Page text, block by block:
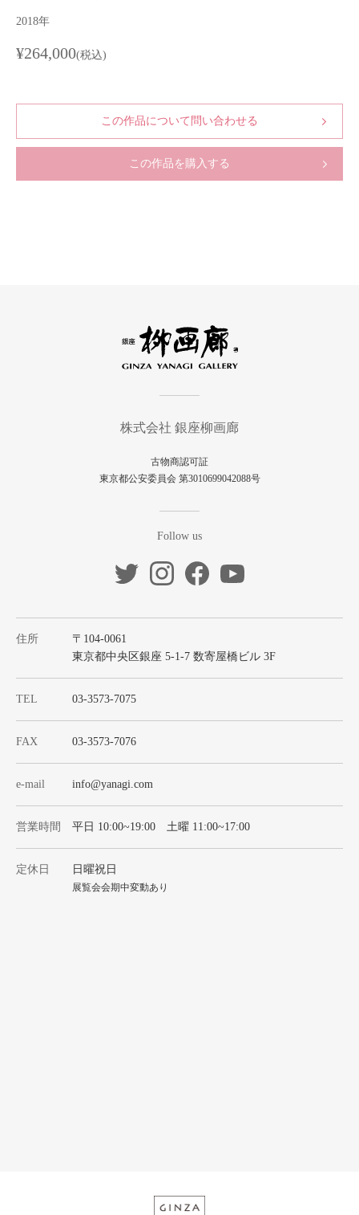
2018年
¥264,000(税込)
この作品について問い合わせる
この作品を購入する
株式会社 銀座柳画廊
古物商認可証
東京都公安委員会 第3010699042088号
Follow us
住所
〒104-0061
東京都中央区銀座 5-1-7 数寄屋橋ビル 3F
TEL 03-3573-7075
FAX 03-3573-7076
e-mail info@yanagi.com
営業時間 平日 10:00~19:00 土曜 11:00~17:00
定休日 日曜祝日
展覧会会期中変動あり